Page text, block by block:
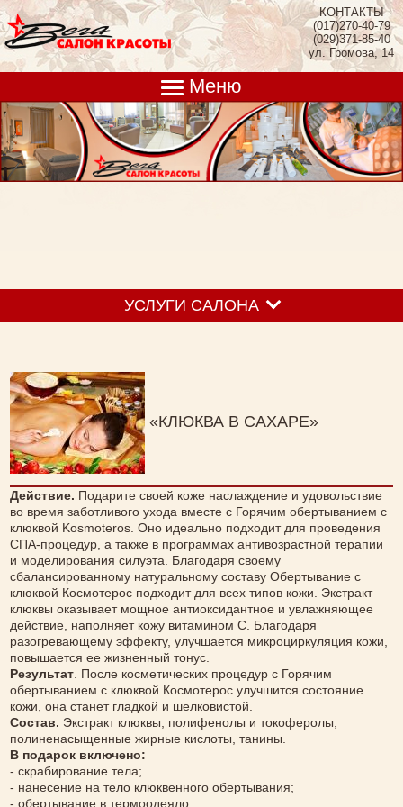
КОНТАКТЫ
(017)270-40-79
(029)371-85-40
ул. Громова, 14
Меню
УСЛУГИ САЛОНА
«КЛЮКВА В САХАРЕ»
Действие. Подарите своей коже наслаждение и удовольствие
во время заботливого ухода вместе с Горячим обертыванием с
клюквой Kosmoteros. Оно идеально подходит для проведения
СПА-процедур, а также в программах антивозрастной терапии
и моделирования силуэта. Благодаря своему
сбалансированному натуральному составу Обертывание с
клюквой Космотерос подходит для всех типов кожи. Экстракт
клюквы оказывает мощное антиоксидантное и увлажняющее
действие, наполняет кожу витамином С. Благодаря
разогревающему эффекту, улучшается микроциркуляция кожи,
повышается ее жизненный тонус.
Результат . После косметических процедур с Горячим
обертыванием с клюквой Космотерос улучшится состояние
кожи, она станет гладкой и шелковистой.
Состав. Экстракт клюквы, полифенолы и токоферолы,
полиненасыщенные жирные кислоты, танины.
В подарок включено:
- скрабирование тела;
- нанесение на тело клюквенного обертывания;
- обертывание в термоодеяло;